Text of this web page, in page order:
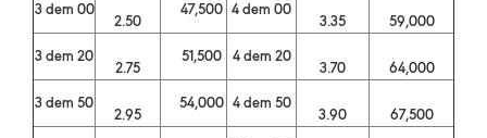
3 dem 00
2.50
47,500 4 dem 00
3.35
59,000
3 dem 20
2.75
51,500 4 dem 20
3.70
64,000
3 dem 50
2.95
54,000 4 dem 50
3.90
67,500